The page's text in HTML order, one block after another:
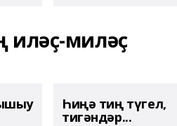
иләҫ-миләҫ
Һиңә тиң түгел,
тигәндәр...